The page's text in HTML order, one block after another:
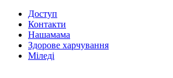
Доступ
Контакти
Нашамама
Здорове харчування
Міледі